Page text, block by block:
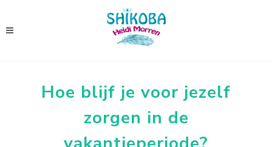
Hoe blijf je voor jezelf
zorgen in de